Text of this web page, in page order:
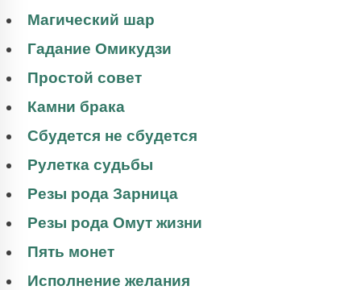
Магический шар
Гадание Омикудзи
Простой совет
Камни брака
Сбудется не сбудется
Рулетка судьбы
Резы рода Зарница
Резы рода Омут жизни
Пять монет
Исполнение желания